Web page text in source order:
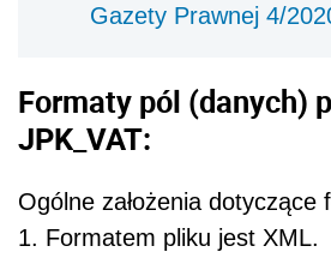
Gazety Prawnej 4/
Formaty pól (danych)
JPK_VAT:
Ogólne założenia dotyczące
1. Formatem pliku jest XML.